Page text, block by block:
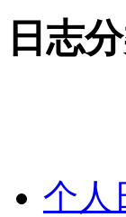
日志
个人